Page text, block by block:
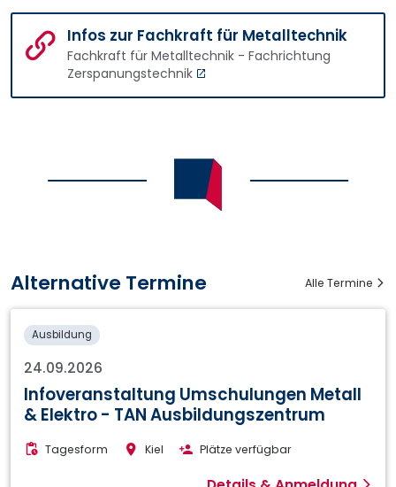
Infos zur Fachkraft für Metalltechnik
Fachkraft für Metalltechnik - Fachrichtung
Zerspanungstechnik
Alternative Termine Alle Termine
Ausbildung
24.09.2026
Infoveranstaltung Umschulungen Metall
& Elektro - TAN Ausbildungszentrum
Tagesform Kiel Plätze verfügbar